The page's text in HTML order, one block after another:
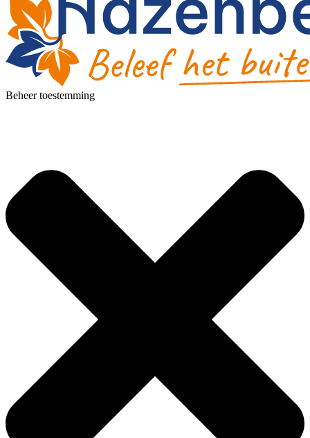
Beheer toestemming